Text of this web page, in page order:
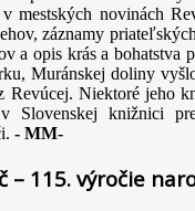
mestských novinách
záznamy
a opis krás a
Muránskej doliny
Revúcej. Niektoré jeho
Slovenskej knižnici
- MM-
– 115. výročie